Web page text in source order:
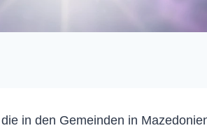
in den Gemeinden in